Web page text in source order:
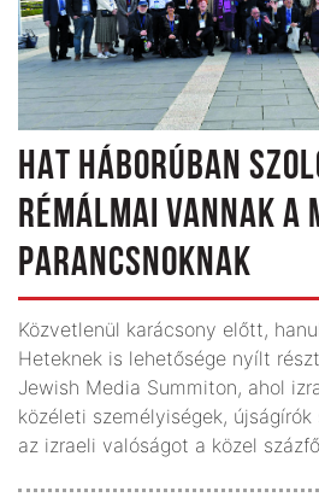
HAT HÁBORÚBAN
RÉMÁLMAI VANNAK A
PARANCSNOKNAK
Közvetlenül karácsony előtt,
Heteknek is lehetősége nyílt
Jewish Media Summiton, ahol
közéleti személyiségek,
az izraeli valóságot a közel